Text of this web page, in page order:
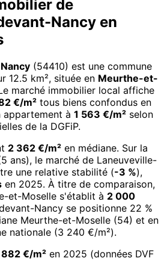
de
Nancy en
(54410) est une commune
12.5 km², située en Meurthe-et-
marché immobilier local affiche
€/m² tous biens confondus en
appartement à 1 563 €/m² selon
de la DGFiP.
2 362 €/m² en médiane. Sur la
ans), le marché de Laneuveville-
une relative stabilité (-3 %),
en 2025. À titre de comparaison,
et-Moselle s'établit à 2 000
Nancy se positionne 22 %
Meurthe-et-Moselle (54) et en
nationale (3 240 €/m²).
882 €/m² en 2025 (données DVF